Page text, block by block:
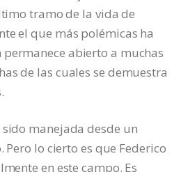
tramo de la vida de
el que más polémicas ha
abierto a muchas
de las cuales se demuestra
manejada desde un
lo cierto es que Federico
en este campo. Es